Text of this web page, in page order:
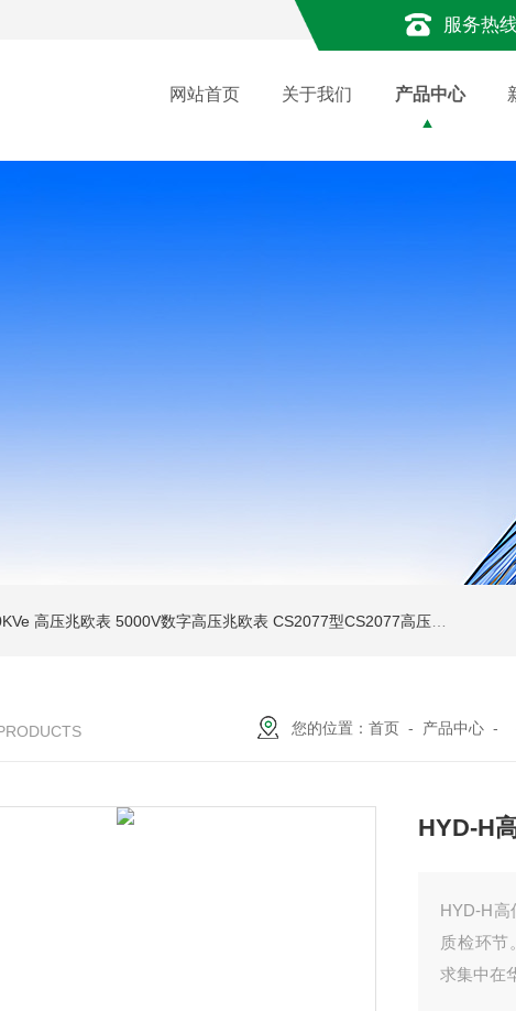
服务热线
网站首页 关于我们 产品中心
高压兆欧表 5000V数字高压兆欧表 CS2077型CS2077高压兆欧表校验仪
您的位置： 首页 - 产品中心 -
HYD-H
HYD-H高
质检环节
求集中在